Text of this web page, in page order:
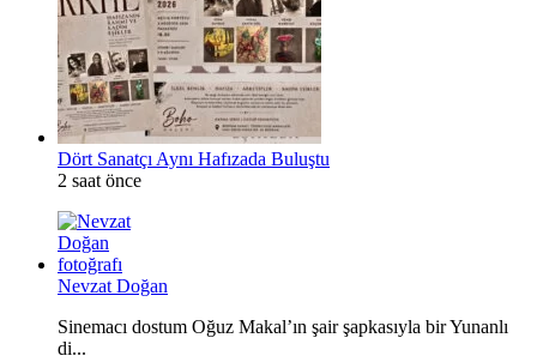
Dört Sanatçı Aynı Hafızada Buluştu
2 saat önce
Nevzat Doğan
Sinemacı dostum Oğuz Makal’ın şair şapkasıyla bir Yunanlı
di...